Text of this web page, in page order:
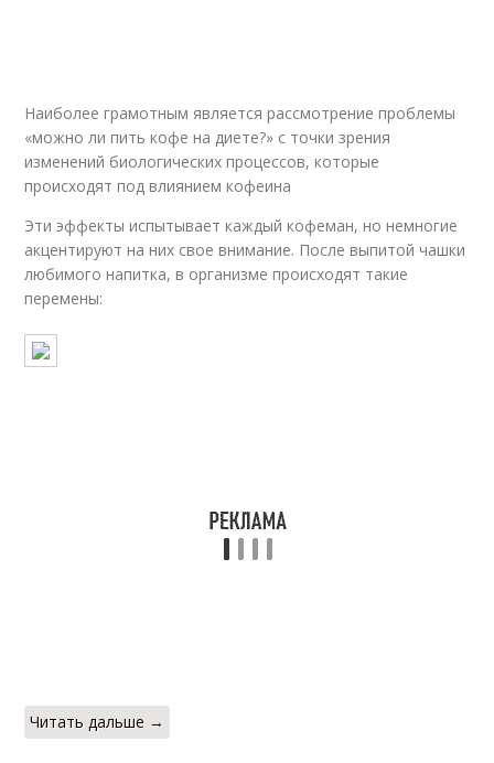
Наиболее грамотным является рассмотрение проблемы
«можно ли пить кофе на диете?» с точки зрения
изменений биологических процессов, которые
происходят под влиянием кофеина
Эти эффекты испытывает каждый кофеман, но немногие
акцентируют на них свое внимание. После выпитой чашки
любимого напитка, в организме происходят такие
перемены:
Читать дальше →